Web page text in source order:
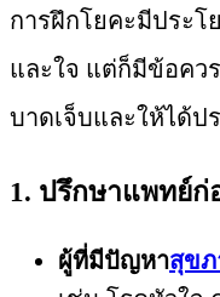
การฝึกโยคะมีประ
และใจ แต่ก็มีข้อคว
บาดเจ็บและให้ได้ป
1. ปรึกษาแพทย์ก่
ผู้ที่มีปัญหาสุข